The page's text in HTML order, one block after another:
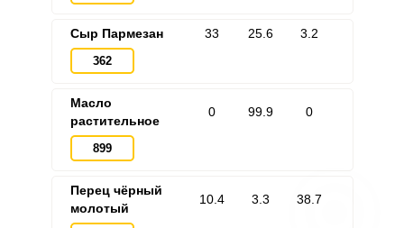
Сыр Пармезан
362
33 25.6 3.2
Масло
растительное
899
0 99.9 0
Перец чёрный
молотый
10.4 3.3 38.7